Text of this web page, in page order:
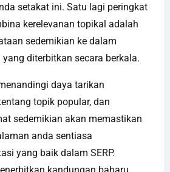
setakat ini. Satu lagi peringkat
kerelevanan topikal adalah
sedemikian ke dalam
diterbitkan secara berkala.
daya tarikan
topik popular, dan
sedemikian akan memastikan
anda sentiasa
yang baik dalam SERP.
kandungan baharu